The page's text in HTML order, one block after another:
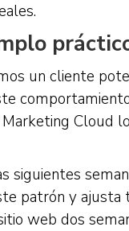
un cliente
Cloud
siguientes
patrón y ajusta
web dos